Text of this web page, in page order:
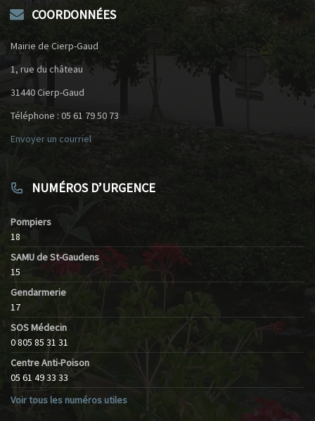
COORDONNÉES
Mairie de Cierp-Gaud
1, rue du château
31440 Cierp-Gaud
Téléphone : 05 61 79 50 73
Envoyer un courriel
NUMÉROS D’URGENCE
Pompiers
18
SAMU de St-Gaudens
15
Gendarmerie
17
SOS Médecin
0 805 85 31 31
Centre Anti-Poison
05 61 49 33 33
Voir tous les numéros utiles